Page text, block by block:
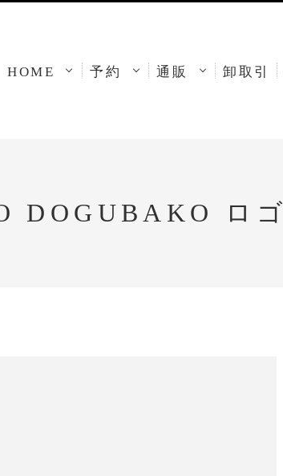
HOME 予約 通販 卸取引
DOGUBAKO ロゴ